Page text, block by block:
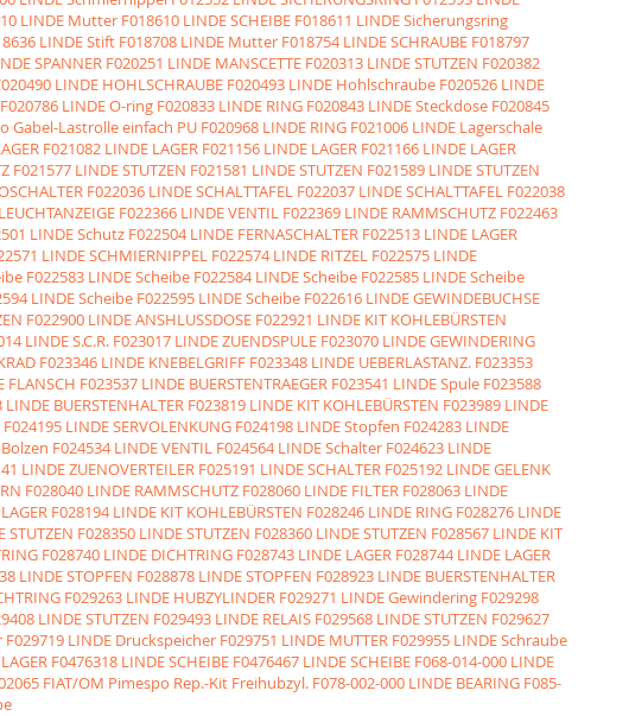
LINDE Mutter F018610 LINDE SCHEIBE F018611 LINDE Sicherungsring
LINDE Stift F018708 LINDE Mutter F018754 LINDE SCHRAUBE F018797
SPANNER F020251 LINDE MANSCETTE F020313 LINDE STUTZEN F020382
LINDE HOHLSCHRAUBE F020493 LINDE Hohlschraube F020526 LINDE
F020786 LINDE O-ring F020833 LINDE RING F020843 LINDE Steckdose F020845
Gabel-Lastrolle einfach PU F020968 LINDE RING F021006 LINDE Lagerschale
F021082 LINDE LAGER F021156 LINDE LAGER F021166 LINDE LAGER
F021577 LINDE STUTZEN F021581 LINDE STUTZEN F021589 LINDE STUTZEN
F022036 LINDE SCHALTTAFEL F022037 LINDE SCHALTTAFEL F022038
F022366 LINDE VENTIL F022369 LINDE RAMMSCHUTZ F022463
LINDE Schutz F022504 LINDE FERNASCHALTER F022513 LINDE LAGER
LINDE SCHMIERNIPPEL F022574 LINDE RITZEL F022575 LINDE
F022583 LINDE Scheibe F022584 LINDE Scheibe F022585 LINDE Scheibe
LINDE Scheibe F022595 LINDE Scheibe F022616 LINDE GEWINDEBUCHSE
F022900 LINDE ANSHLUSSDOSE F022921 LINDE KIT KOHLEBÜRSTEN
LINDE S.C.R. F023017 LINDE ZUENDSPULE F023070 LINDE GEWINDERING
F023346 LINDE KNEBELGRIFF F023348 LINDE UEBERLASTANZ. F023353
FLANSCH F023537 LINDE BUERSTENTRAEGER F023541 LINDE Spule F023588
LINDE BUERSTENHALTER F023819 LINDE KIT KOHLEBÜRSTEN F023989 LINDE
F024195 LINDE SERVOLENKUNG F024198 LINDE Stopfen F024283 LINDE
F024534 LINDE VENTIL F024564 LINDE Schalter F024623 LINDE
LINDE ZUENOVERTEILER F025191 LINDE SCHALTER F025192 LINDE GELENK
F028040 LINDE RAMMSCHUTZ F028060 LINDE FILTER F028063 LINDE
F028194 LINDE KIT KOHLEBÜRSTEN F028246 LINDE RING F028276 LINDE
STUTZEN F028350 LINDE STUTZEN F028360 LINDE STUTZEN F028567 LINDE KIT
F028740 LINDE DICHTRING F028743 LINDE LAGER F028744 LINDE LAGER
LINDE STOPFEN F028878 LINDE STOPFEN F028923 LINDE BUERSTENHALTER
F029263 LINDE HUBZYLINDER F029271 LINDE Gewindering F029298
LINDE STUTZEN F029493 LINDE RELAIS F029568 LINDE STUTZEN F029627
F029719 LINDE Druckspeicher F029751 LINDE MUTTER F029955 LINDE Schraube
F0476318 LINDE SCHEIBE F0476467 LINDE SCHEIBE F068-014-000 LINDE
FIAT/OM Pimespo Rep.-Kit Freihubzyl. F078-002-000 LINDE BEARING F085-